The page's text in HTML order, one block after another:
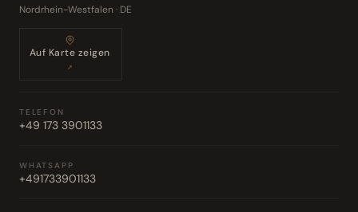
Nordrhein-Westfalen · DE
Auf Karte zeigen
↗
TELEFON
+49 173 3901133
WHATSAPP
+491733901133